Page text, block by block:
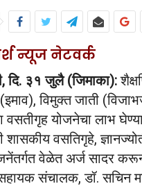
न्यूज नेटवर्क
दि. ३१ जुलै (जिमाका):
(इमाव), विमुक्त जाती
वसतीगृह योजनेचा लाभ
शासकीय वसतिगृहे,
वेळेत अर्ज सादर
सहायक संचालक, डॉ. सचिन